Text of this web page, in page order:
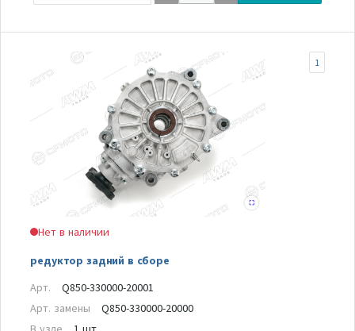
Нет в наличии
редуктор задний в сборе
1
Арт.
Q850-330000-20001
Арт. замены
Q850-330000-20000